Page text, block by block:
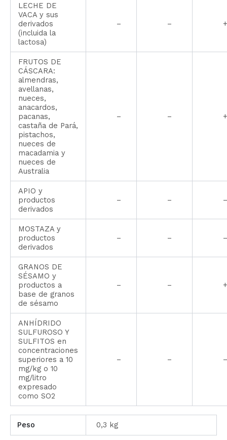
LECHE DE
VACA y sus
derivados
(incluida la
lactosa)
– – +
FRUTOS DE
CÁSCARA:
almendras,
avellanas,
nueces,
anacardos,
pacanas,
castaña de Pará,
pistachos,
nueces de
macadamia y
nueces de
Australia
– – +
APIO y
productos
derivados
– – –
MOSTAZA y
productos
derivados
– – –
GRANOS DE
SÉSAMO y
productos a
base de granos
de sésamo
– – +
ANHÍDRIDO
SULFUROSO Y
SULFITOS en
concentraciones
superiores a 10
mg/kg o 10
mg/litro
expresado
como SO2
– – –
Peso 0,3 kg